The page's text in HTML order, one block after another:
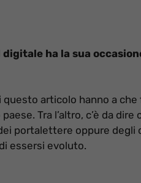
ha la sua
articolo hanno a che
Tra l’altro, c’è da
portalettere oppure degli
essersi evoluto.